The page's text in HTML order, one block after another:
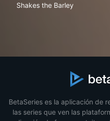
Shakes the Barley
BetaSeries es la aplicación de
las series que ven las